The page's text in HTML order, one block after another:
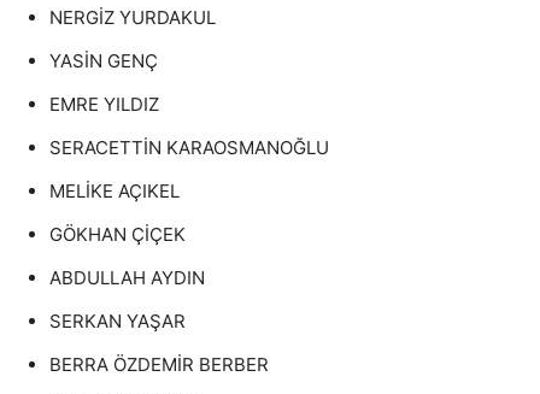
NERGİZ YURDAKUL
YASİN GENÇ
EMRE YILDIZ
SERACETTİN KARAOSMANOĞLU
MELİKE AÇIKEL
GÖKHAN ÇİÇEK
ABDULLAH AYDIN
SERKAN YAŞAR
BERRA ÖZDEMİR BERBER